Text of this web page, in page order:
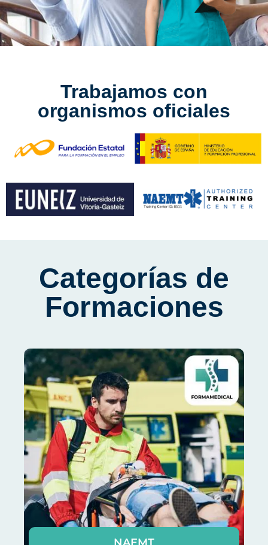
Trabajamos con
organismos oficiales
Categorías de
Formaciones